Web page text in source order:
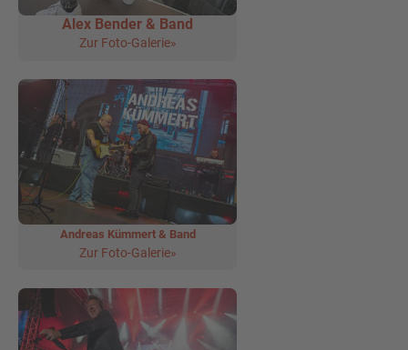
Alex Bender & Band
Zur Foto-Galerie»
Andreas Kümmert & Band
Zur Foto-Galerie»